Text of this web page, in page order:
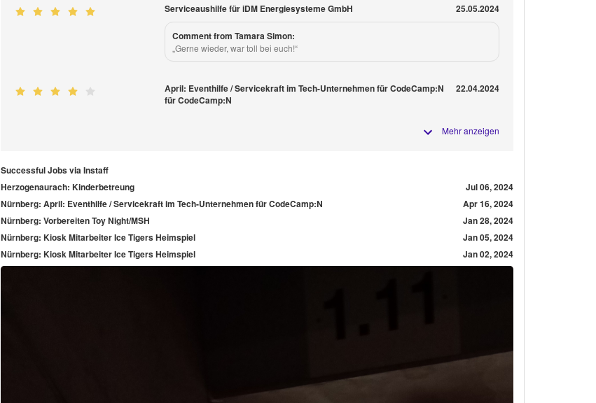
Serviceaushilfe für iDM Energiesysteme GmbH 25.05.2024
Comment from Tamara Simon:
„Gerne wieder, war toll bei euch!“
April: Eventhilfe / Servicekraft im Tech-Unternehmen für CodeCamp:N
für CodeCamp:N
22.04.2024
Mehr anzeigen
Successful Jobs via Instaff
Herzogenaurach: Kinderbetreung
Jul 06, 2024
Nürnberg: April: Eventhilfe / Servicekraft im Tech-Unternehmen für CodeCamp:N
Apr 16, 2024
Nürnberg: Vorbereiten Toy Night/MSH
Jan 28, 2024
Nürnberg: Kiosk Mitarbeiter Ice Tigers Heimspiel
Jan 05, 2024
Nürnberg: Kiosk Mitarbeiter Ice Tigers Heimspiel
Jan 02, 2024